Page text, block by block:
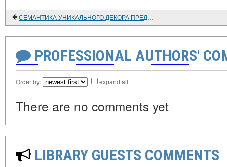
СЕМАНТИКА УНИКАЛЬНОГО ДЕКОРА ПРЕДМЕТОВ КОНСКОЙ УПРЯЖИ XI-XIII вв. ИЗ СЕВЕРО-ВОСТОЧНОГО ПРИЧЕРНОМОРЬЯ
PROFESSIONAL AUTHORS'
Order by: expand all
There are no comments yet
LIBRARY GUESTS COMMENTS